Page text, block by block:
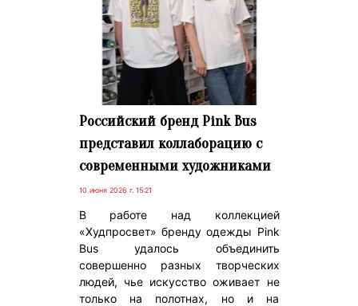
Российский бренд Pink Bus
представил коллаборацию с
современными художниками
10 июня 2026 г. 15:21
В работе над коллекцией
«Худпросвет» бренду одежды Pink
Bus удалось объединить
совершенно разных творческих
людей, чье искусство оживает не
только на полотнах, но и на